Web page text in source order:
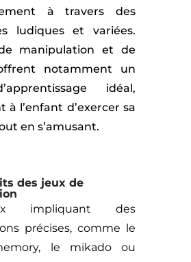
à travers des
ludiques et variées.
manipulation et de
notamment un
idéal,
à l’enfant d’exercer sa
en s’amusant.
des jeux de
impliquant des
précises, comme le
le mikado ou